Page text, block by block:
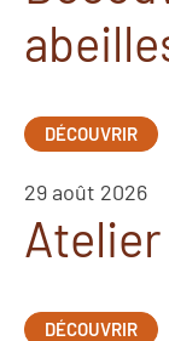
DÉCOUVRIR
29 août 2026
DÉCOUVRIR